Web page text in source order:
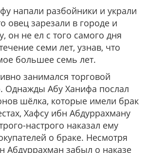
напали разбойники и украли
овец зарезали в городе и
он не ел с того самого дня
семи лет, узнав, что
большее семь лет.
занимался торговой
Однажды Абу Ханифа послал
шёлка, которые имели брак
Хафсу ибн Абдуррахману
настрого наказал ему
о браке. Несмотря
Абдуррахман забыл о наказе